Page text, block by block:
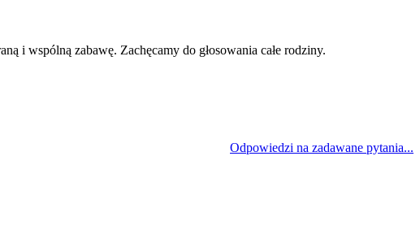
i wspólną zabawę. Zachęcamy do głosowania całe rodziny.
Odpowiedzi na zadawane pytania...